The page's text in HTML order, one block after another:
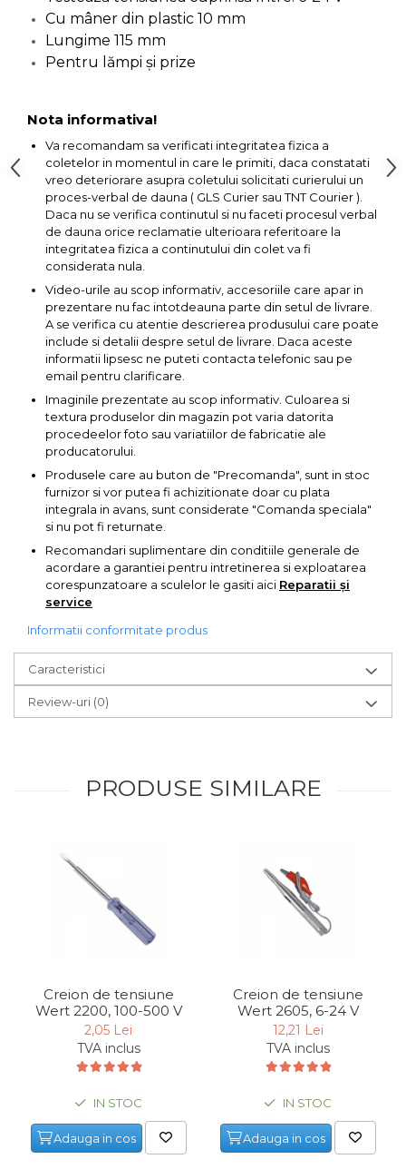
Capre & Suporti Auto
Pat Mobil Auto
Chei Tubulare
Multimetru Digital
Bara Tractare Auto
(combustibil)
Presa Hidraulica Tinichigerie
Set Pentru Demontat Piulite
& Suruburi
Extractor Rulmenti
Pompa transfer lichide
Pompa Aer
Cric Manual
Ulei Hidraulic
Troliu
Palan
Dinamometric
Carucior Scule
Auto
Stetoscop Auto
Elastice
Scule de Mana
Surubelnite
Scule Tamplarie
Gaurit si Slefuit
Truse Scule
Baroase
Cu mâner din plastic 10 mm
Lungime 115 mm
Pentru lămpi și prize
Nota informativa!
Va recomandam sa verificati integritatea fizica a
coletelor in momentul in care le primiti, daca constatati
vreo deteriorare asupra coletului solicitati curierului un
proces-verbal de dauna ( GLS Curier sau TNT Courier ).
Daca nu se verifica continutul si nu faceti procesul verbal
de dauna orice reclamatie ulterioara referitoare la
integritatea fizica a continutului din colet va fi
considerata nula.
Video-urile au scop informativ, accesoriile care apar in
prezentare nu fac intotdeauna parte din setul de livrare.
A se verifica cu atentie descrierea produsului care poate
include si detalii despre setul de livrare. Daca aceste
informatii lipsesc ne puteti contacta telefonic sau pe
email pentru clarificare.
Imaginile prezentate au scop informativ. Culoarea si
textura produselor din magazin pot varia datorita
procedeelor foto sau variatiilor de fabricatie ale
producatorului.
Produsele care au buton de "Precomanda", sunt in stoc
furnizor si vor putea fi achizitionate doar cu plata
integrala in avans, sunt considerate "Comanda speciala"
si nu pot fi returnate.
Recomandari suplimentare din conditiile generale de
acordare a garantiei pentru intretinerea si exploatarea
corespunzatoare a sculelor le gasiti aici Reparatii și
service
Informatii conformitate produs
Caracteristici
Review-uri (0)
PRODUSE SIMILARE
Creion de tensiune
Wert 2200, 100-500 V
2,05 Lei
TVA inclus
IN STOC
Adauga in cos
Creion de tensiune
Wert 2605, 6-24 V
12,21 Lei
TVA inclus
IN STOC
Adauga in cos